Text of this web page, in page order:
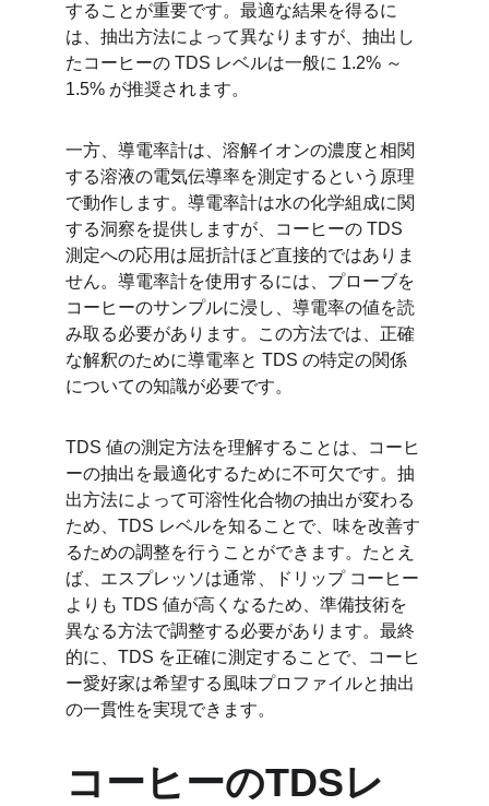
することが重要です。最適な結果を得るに
は、抽出方法によって異なりますが、抽出し
たコーヒーの TDS レベルは一般に 1.2% ～
1.5% が推奨されます。
一方、導電率計は、溶解イオンの濃度と相関
する溶液の電気伝導率を測定するという原理
で動作します。導電率計は水の化学組成に関
する洞察を提供しますが、コーヒーの TDS
測定への応用は屈折計ほど直接的ではありま
せん。導電率計を使用するには、プローブを
コーヒーのサンプルに浸し、導電率の値を読
み取る必要があります。この方法では、正確
な解釈のために導電率と TDS の特定の関係
についての知識が必要です。
TDS 値の測定方法を理解することは、コーヒ
ーの抽出を最適化するために不可欠です。抽
出方法によって可溶性化合物の抽出が変わる
ため、TDS レベルを知ることで、味を改善す
るための調整を行うことができます。たとえ
ば、エスプレッソは通常、ドリップ コーヒー
よりも TDS 値が高くなるため、準備技術を
異なる方法で調整する必要があります。最終
的に、TDS を正確に測定することで、コーヒ
ー愛好家は希望する風味プロファイルと抽出
の一貫性を実現できます。
コーヒーのTDSレ